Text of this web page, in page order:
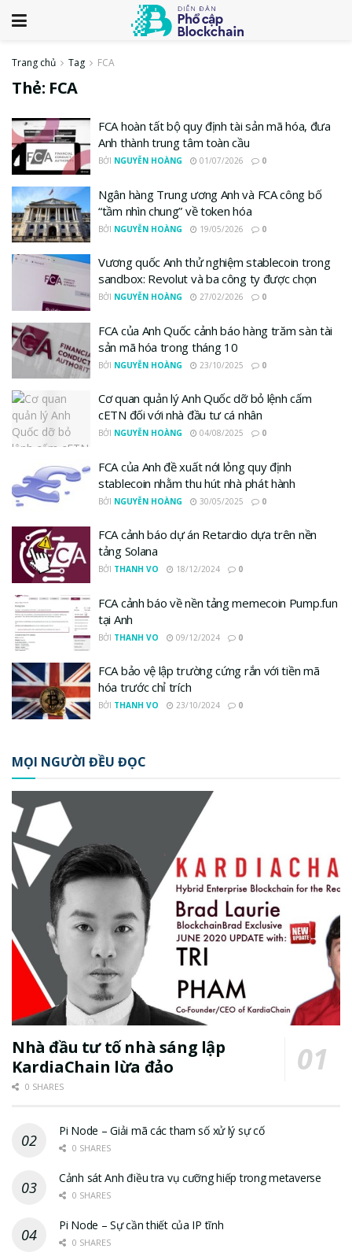
Trang chủ Tag FCA
Thẻ: FCA
FCA hoàn tất bộ quy định tài sản mã hóa, đưa
Anh thành trung tâm toàn cầu
BỞI NGUYỄN HOÀNG 01/07/2026 0
Ngân hàng Trung ương Anh và FCA công bố
“tầm nhìn chung” về token hóa
BỞI NGUYỄN HOÀNG 19/05/2026 0
Vương quốc Anh thử nghiệm stablecoin trong
sandbox: Revolut và ba công ty được chọn
BỞI NGUYỄN HOÀNG 27/02/2026 0
FCA của Anh Quốc cảnh báo hàng trăm sàn tài
sản mã hóa trong tháng 10
BỞI NGUYỄN HOÀNG 23/10/2025 0
Cơ quan quản lý Anh Quốc dỡ bỏ lệnh cấm
cETN đối với nhà đầu tư cá nhân
BỞI NGUYỄN HOÀNG 04/08/2025 0
FCA của Anh đề xuất nới lỏng quy định
stablecoin nhằm thu hút nhà phát hành
BỞI NGUYỄN HOÀNG 30/05/2025 0
FCA cảnh báo dự án Retardio dựa trên nền
tảng Solana
BỞI THANH VO 18/12/2024 0
FCA cảnh báo về nền tảng memecoin Pump.fun
tại Anh
BỞI THANH VO 09/12/2024 0
FCA bảo vệ lập trường cứng rắn với tiền mã
hóa trước chỉ trích
BỞI THANH VO 23/10/2024 0
MỌI NGƯỜI ĐỀU ĐỌC
Nhà đầu tư tố nhà sáng lập
KardiaChain lừa đảo
0 SHARES
Pi Node – Giải mã các tham số xử lý sự cố
0 SHARES
Cảnh sát Anh điều tra vụ cưỡng hiếp trong metaverse
0 SHARES
Pi Node – Sự cần thiết của IP tĩnh
0 SHARES